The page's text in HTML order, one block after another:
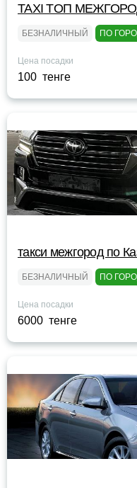
TAXI TOП
БЕЗНАЛИЧНЫЙ ПО
Цена посадки
100 тенге
такси межгород по
БЕЗНАЛИЧНЫЙ ПО
Цена посадки
6000 тенге